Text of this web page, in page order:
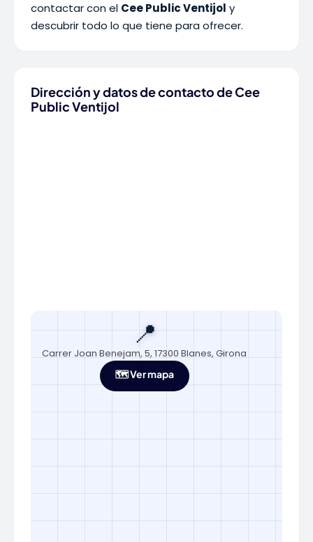
contactar con el Cee Public Ventijol y
descubrir todo lo que tiene para ofrecer.
Dirección y datos de contacto de Cee
Public Ventijol
📍
Carrer Joan Benejam, 5, 17300 Blanes, Girona
🗺️ Ver mapa